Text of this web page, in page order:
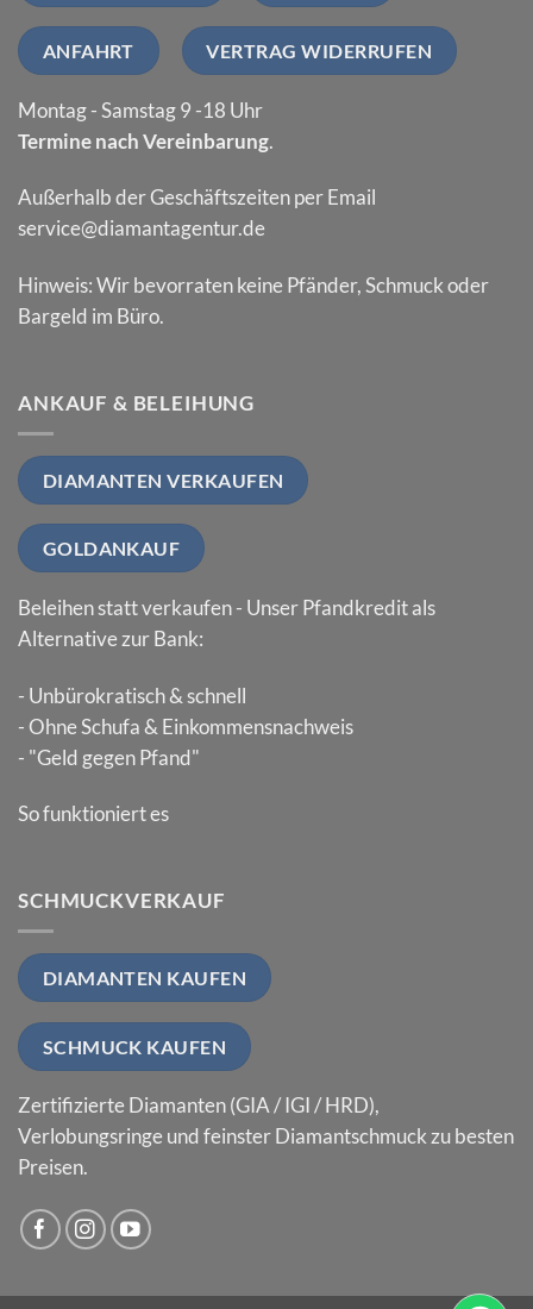
ANFAHRT VERTRAG WIDERRUFEN
Montag - Samstag 9 -18 Uhr
Termine nach Vereinbarung.
Außerhalb der Geschäftszeiten per Email
service@diamantagentur.de
Hinweis: Wir bevorraten keine Pfänder, Schmuck oder
Bargeld im Büro.
ANKAUF & BELEIHUNG
DIAMANTEN VERKAUFEN
GOLDANKAUF
Beleihen statt verkaufen - Unser Pfandkredit als
Alternative zur Bank:
- Unbürokratisch & schnell
- Ohne Schufa & Einkommensnachweis
- "Geld gegen Pfand"
So funktioniert es
SCHMUCKVERKAUF
DIAMANTEN KAUFEN
SCHMUCK KAUFEN
Zertifizierte Diamanten (GIA / IGI / HRD),
Verlobungsringe und feinster Diamantschmuck zu besten
Preisen.